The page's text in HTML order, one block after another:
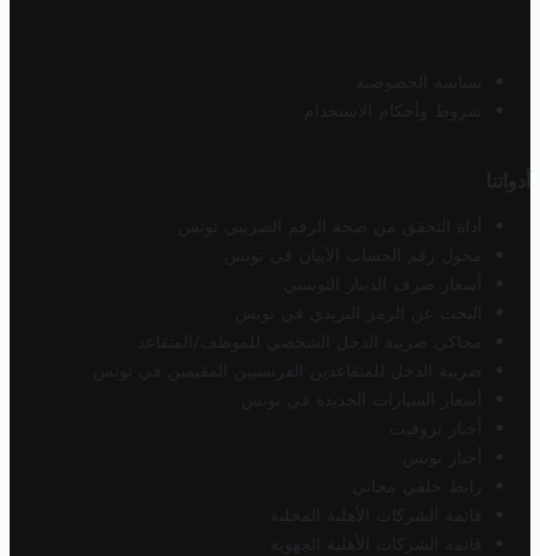
سياسة الخصوصية
شروط وأحكام الاستخدام
أدواتنا
أداة التحقق من صحة الرقم الضريبي تونس
محول رقم الحساب الآيبان في تونس
أسعار صرف الدينار التونسي
البحث عن الرمز البريدي في تونس
محاكي ضريبة الدخل الشخصي للموظف/المتقاعد
ضريبة الدخل للمتقاعدين الفرنسيين المقيمين في تونس
أسعار السيارات الجديدة في تونس
أخبار تروفيت
أخبار تونس
رابط خلفي مجاني
قائمة الشركات الأهلية المحلية
قائمة الشركات الأهلية الجهوية